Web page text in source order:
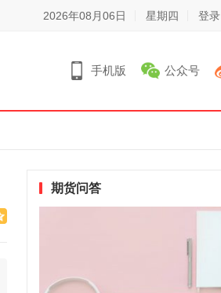
2026年08月06日 星期四 登录
手机版 公众号
期货问答